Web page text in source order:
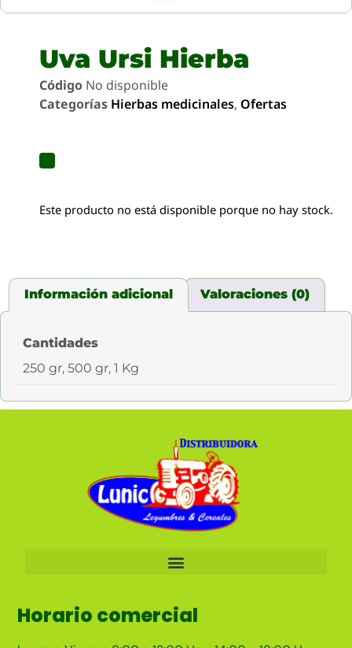
Uva Ursi Hierba
Código No disponible
Categorías Hierbas medicinales, Ofertas
Este producto no está disponible porque no hay stock.
Información adicional Valoraciones (0)
Cantidades
250 gr, 500 gr, 1 Kg
Horario comercial